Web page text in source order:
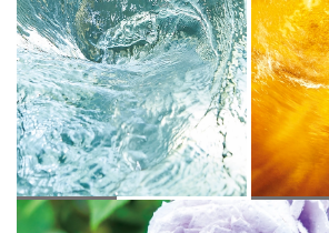
アルソア水 モール水